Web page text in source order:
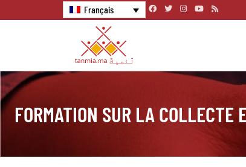
Français
FORMATION SUR LA COLLECTE